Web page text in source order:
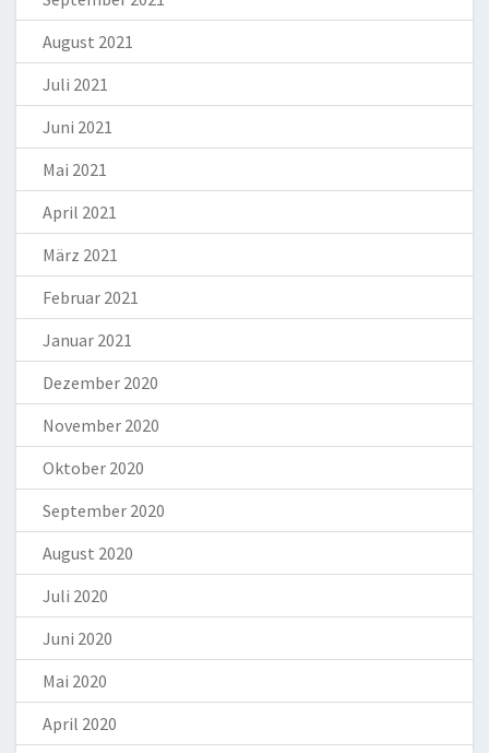
August 2021
Juli 2021
Juni 2021
Mai 2021
April 2021
März 2021
Februar 2021
Januar 2021
Dezember 2020
November 2020
Oktober 2020
September 2020
August 2020
Juli 2020
Juni 2020
Mai 2020
April 2020